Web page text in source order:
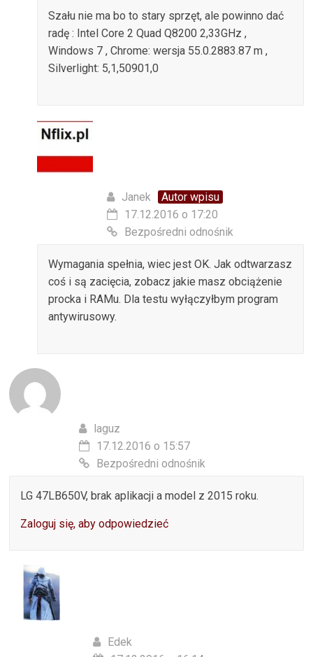
Szału nie ma bo to stary sprzęt, ale powinno dać
radę : Intel Core 2 Quad Q8200 2,33GHz ,
Windows 7 , Chrome: wersja 55.0.2883.87 m ,
Silverlight: 5,1,50901,0
Janek
Autor wpisu
17.12.2016 o 17:20
Bezpośredni odnośnik
Wymagania spełnia, wiec jest OK. Jak odtwarzasz
coś i są zacięcia, zobacz jakie masz obciążenie
procka i RAMu. Dla testu wyłączyłbym program
antywirusowy.
laguz
17.12.2016 o 15:57
Bezpośredni odnośnik
LG 47LB650V, brak aplikacji a model z 2015 roku.
Zaloguj się, aby odpowiedzieć
Edek